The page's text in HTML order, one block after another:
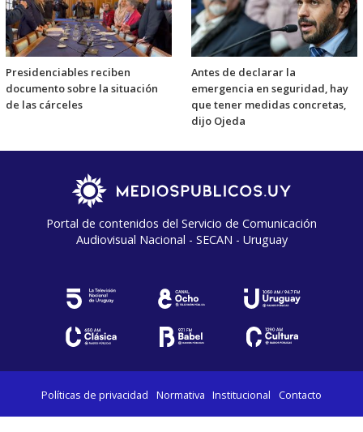
Presidenciables reciben
documento sobre la situación
de las cárceles
Antes de declarar la
emergencia en seguridad, hay
que tener medidas concretas,
dijo Ojeda
Portal de contenidos del Servicio de Comunicación
Audiovisual Nacional - SECAN - Uruguay
Políticas de privacidad Normativa Institucional Contacto